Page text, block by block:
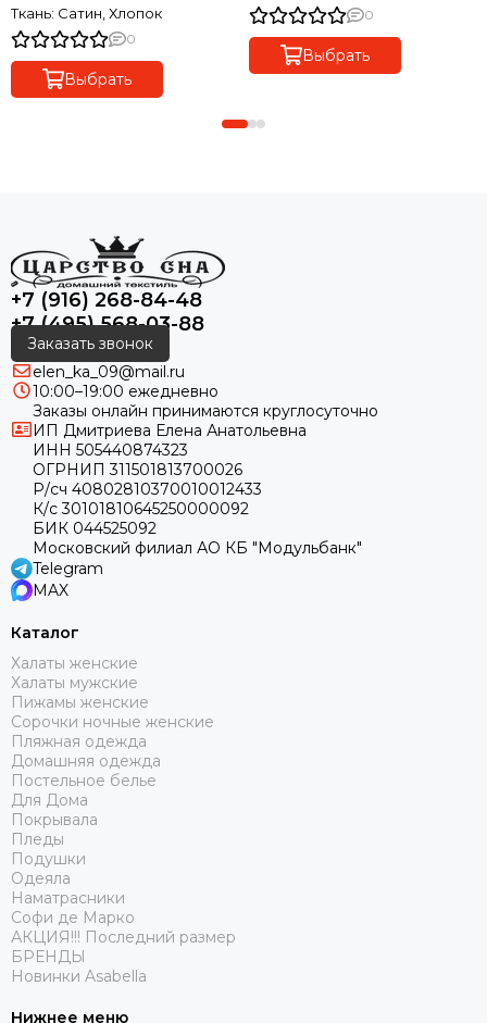
Ткань: Сатин, Хлопок
0
Выбрать
0
Выбрать
+7 (916) 268-84-48
+7 (495) 568-03-88
Заказать звонок
elen_ka_09@mail.ru
10:00–19:00 ежедневно
Заказы онлайн принимаются круглосуточно
ИП Дмитриева Елена Анатольевна
ИНН 505440874323
ОГРНИП 311501813700026
Р/сч 40802810370010012433
К/с 30101810645250000092
БИК 044525092
Московский филиал АО КБ "Модульбанк"
Telegram
MAX
Каталог
Халаты женские
Халаты мужские
Пижамы женские
Сорочки ночные женские
Пляжная одежда
Домашняя одежда
Постельное белье
Для Дома
Покрывала
Пледы
Подушки
Одеяла
Наматрасники
Софи де Марко
АКЦИЯ!!! Последний размер
БРЕНДЫ
Новинки Asabella
Нижнее меню